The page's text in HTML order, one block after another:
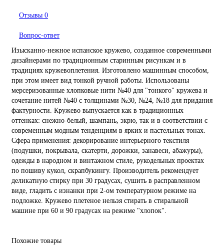
Отзывы 0
Вопрос-ответ
Изысканно-нежное испанское кружево, созданное современными
дизайнерами по традиционным старинным рисункам и в
традициях кружевоплетения. Изготовлено машинным способом,
при этом имеет вид тонкой ручной работы. Использованы
мерсеризованные хлопковые нити №40 для "тонкого" кружева и
сочетание нитей №40 с толщинами №30, №24, №18 для придания
фактурности. Кружево выпускается как в традиционных
оттенках: снежно-белый, шампань, экрю, так и в соответствии с
современным модным тенденциям в ярких и пастельных тонах.
Сфера применения: декорирование интерьерного текстиля
(подушки, покрывала, скатерти, дорожки, занавеси, абажуры),
одежды в народном и винтажном стиле, рукодельных проектах
по пошиву кукол, скрапбукингу. Производитель рекомендует
деликатную стирку при 30 градусах, сушить в расправленном
виде, гладить с изнанки при 2-ом температурном режиме на
подложке. Кружево плетеное нельзя стирать в стиральной
машине при 60 и 90 градусах на режиме "хлопок".
Похожие товары